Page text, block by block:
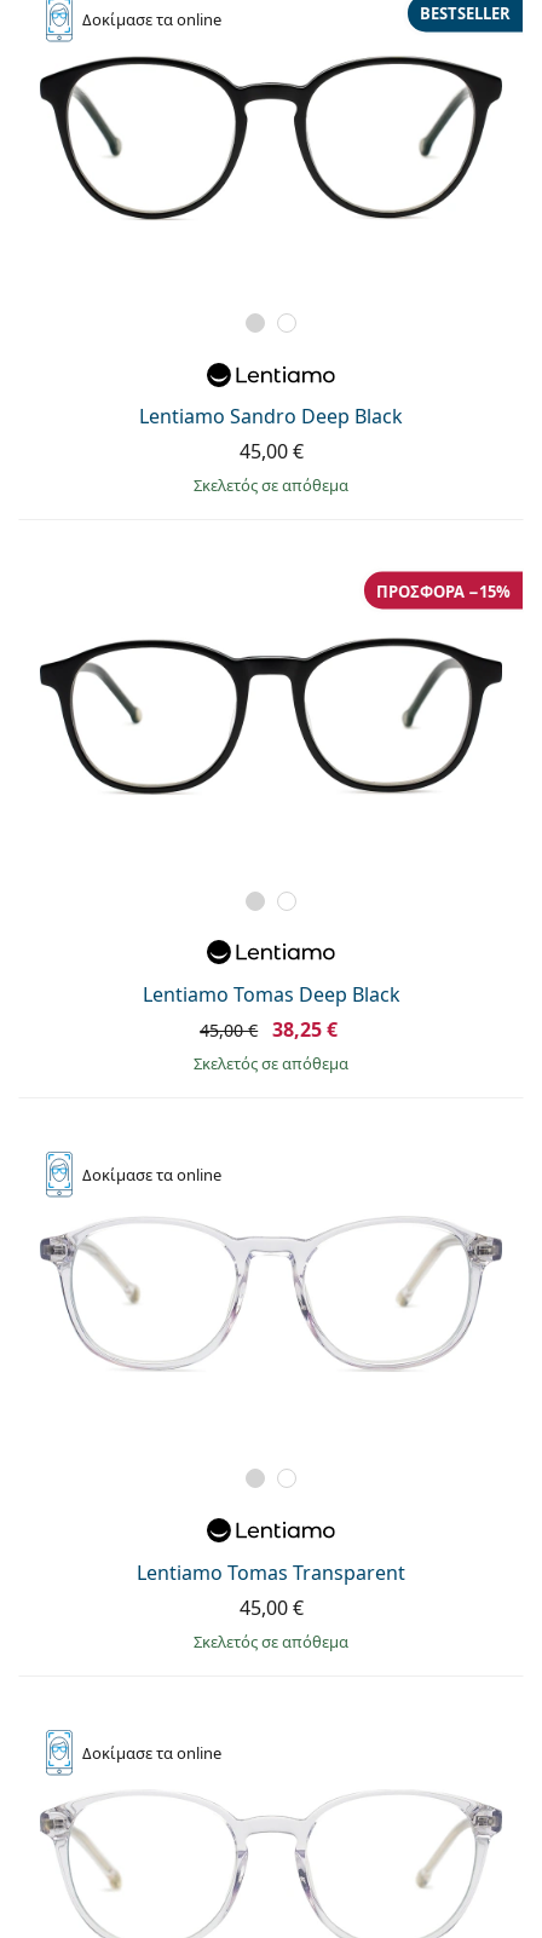
Δοκίμασετα online
Lentiamo Sandro Deep Black
BESTSELLER
45,00 €
σκελετός σε απόθεμα
Lentiamo Tomas Deep Black
ΠΡΟΣΦΟΡΆ −15%
45,00 € 38,25 €
σκελετός σε απόθεμα
Δοκίμασετα online
Lentiamo Tomas Transparent
45,00 €
σκελετός σε απόθεμα
Δοκίμασετα online